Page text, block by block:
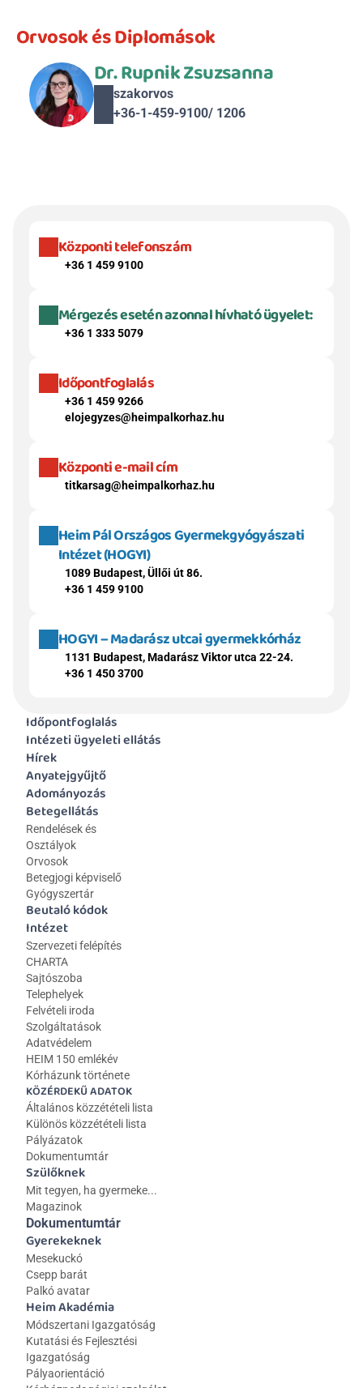
Orvosok és Diplomások
Dr. Rupnik Zsuzsanna
szakorvos
+36-1-459-9100/ 1206
Központi telefonszám
+36 1 459 9100
Mérgezés esetén azonnal hívható ügyelet:
+36 1 333 5079
Időpontfoglalás
+36 1 459 9266
elojegyzes@heimpalkorhaz.hu
Központi e-mail cím
titkarsag@heimpalkorhaz.hu
Heim Pál Országos Gyermekgyógyászati
Intézet (HOGYI)
1089 Budapest, Üllői út 86.
+36 1 459 9100
HOGYI – Madarász utcai gyermekkórház
1131 Budapest, Madarász Viktor utca 22-24.
+36 1 450 3700
Időpontfoglalás
Intézeti ügyeleti ellátás
Hírek
Anyatejgyűjtő
Adományozás
Betegellátás
Rendelések és
Osztályok
Orvosok
Betegjogi képviselő
Gyógyszertár
Beutaló kódok
Intézet
Szervezeti felépítés
CHARTA
Sajtószoba
Telephelyek
Felvételi iroda
Szolgáltatások
Adatvédelem
HEIM 150 emlékév
Kórházunk története
KÖZÉRDEKŰ ADATOK
Általános közzétételi lista
Különös közzétételi lista
Pályázatok
Dokumentumtár
Szülőknek
Mit tegyen, ha gyermeke...
Magazinok
Gyerekeknek
Mesekuckó
Csepp barát
Palkó avatar
Heim Akadémia
Módszertani Igazgatóság
Kutatási és Fejlesztési
Igazgatóság
Pályaorientáció
Dokumentumtár